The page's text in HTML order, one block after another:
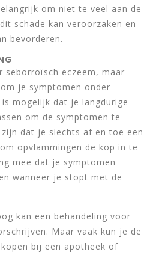
om niet te veel aan de
schade kan veroorzaken en
bevorderen.
seborroïsch eczeem, maar
je symptomen onder
mogelijk dat je langdurige
om de symptomen te
dat je slechts af en toe een
opvlammingen de kop in te
mee dat je symptomen
wanneer je stopt met de
kan een behandeling voor
Maar vaak kun je de
bij een apotheek of